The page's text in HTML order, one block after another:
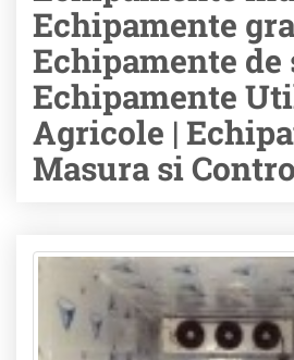
Echipamente
Echipamente de
Echipamente
Agricole |
Masura si